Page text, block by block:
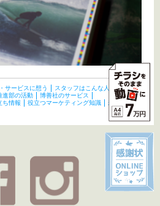
サービスに想う
スタッフはこんな人たち
進部の活動
博善社のサービス
ち情報 役立つマーケティング知識 未分類